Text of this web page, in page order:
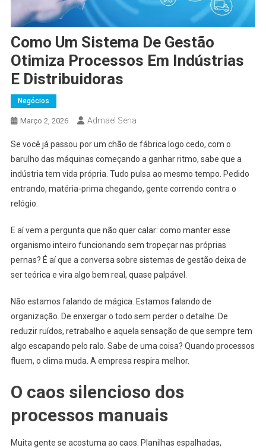
Como Um Sistema De Gestão
Otimiza Processos Em Indústrias
E Distribuidoras
Negócios
Março 2, 2026 Admael Sena
Se você já passou por um chão de fábrica logo cedo, com o
barulho das máquinas começando a ganhar ritmo, sabe que a
indústria tem vida própria. Tudo pulsa ao mesmo tempo. Pedido
entrando, matéria-prima chegando, gente correndo contra o
relógio.
E aí vem a pergunta que não quer calar: como manter esse
organismo inteiro funcionando sem tropeçar nas próprias
pernas? É aí que a conversa sobre sistemas de gestão deixa de
ser teórica e vira algo bem real, quase palpável.
Não estamos falando de mágica. Estamos falando de
organização. De enxergar o todo sem perder o detalhe. De
reduzir ruídos, retrabalho e aquela sensação de que sempre tem
algo escapando pelo ralo. Sabe de uma coisa? Quando processos
fluem, o clima muda. A empresa respira melhor.
O caos silencioso dos
processos manuais
Muita gente se acostuma ao caos. Planilhas espalhadas,